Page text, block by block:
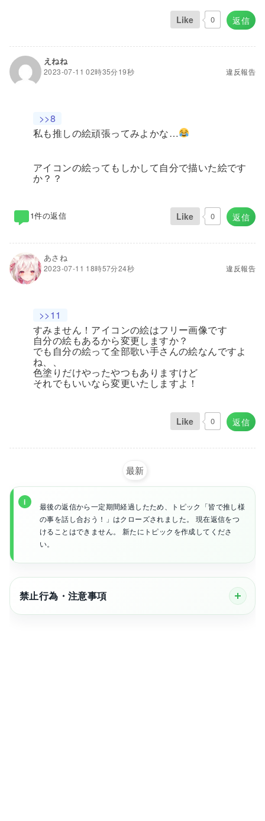
返信
Like 0
えねね
2023-07-11 02時35分19秒 違反報告
>>8
私も推しの絵頑張ってみよかな…
アイコンの絵ってもしかして自分で描いた絵です
か？？
返信
Like 0
1件の返信
あさね
2023-07-11 18時57分24秒 違反報告
>>11
すみません！アイコンの絵はフリー画像です
自分の絵もあるから変更しますか？
でも自分の絵って全部歌い手さんの絵なんですよ
ね、、
色塗りだけやったやつもありますけど
それでもいいなら変更いたしますよ！
返信
Like 0
最新
最後の返信から一定期間経過したため、トピック「皆で推し様
の事を話し合おう！」はクローズされました。 現在返信をつ
けることはできません。 新たにトピックを作成してくださ
い。
禁止行為・注意事項